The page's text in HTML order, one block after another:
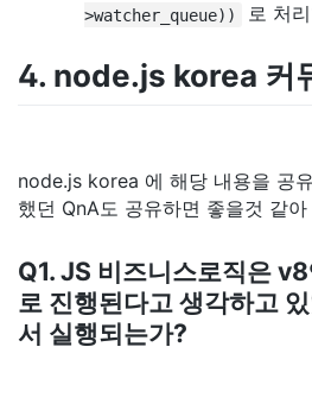
>watcher_queue))
로 처
4. node.js korea 커
node.js korea 에 해당 내용을 공
했던 QnA도 공유하면 좋을것 같아
Q1. JS 비즈니스로직은
로 진행된다고 생각하고
서 실행되는가?